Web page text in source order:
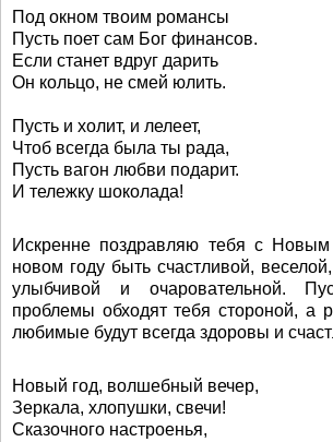
Под окном твоим романсы
Пусть поет сам Бог финансов.
Если станет вдруг дарить
Он кольцо, не смей юлить.
Пусть и холит, и лелеет,
Чтоб всегда была ты рада,
Пусть вагон любви подарит.
И тележку шоколада!
Искренне поздравляю тебя с
новом году быть счастливой,
улыбчивой и очаровательной.
проблемы обходят тебя стороной, а
любимые будут всегда здоровы и
Новый год, волшебный вечер,
Зеркала, хлопушки, свечи!
Сказочного настроенья,